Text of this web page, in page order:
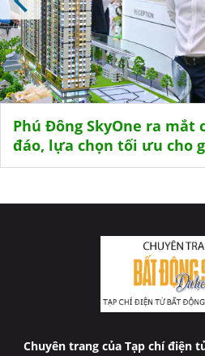
Phú Đông SkyOne ra mắt
đáo, lựa chọn tối ưu cho
Chuyên trang của Tạp chí điện